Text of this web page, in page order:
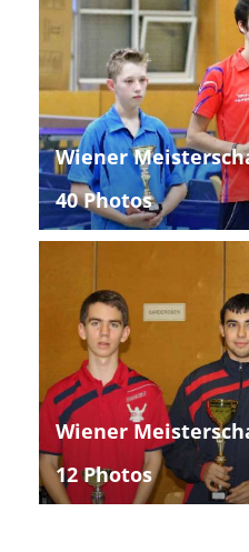
Wiener
40 Photos
Wiener
12 Photos